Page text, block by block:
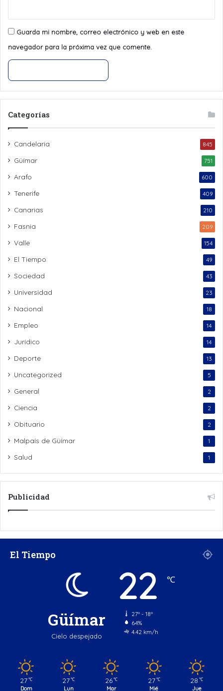
Guarda mi nombre, correo electrónico y web en este
navegador para la próxima vez que comente.
Categorías
Candelaria 845
Güímar 751
Arafo 600
Tenerife 409
Canarias 210
Fasnia 209
Valle 154
El Tiempo 49
Sociedad 43
Universidad 23
Nacional 18
Empleo 14
Jurídico 14
Deporte 13
Uncategorized 5
General 2
Ciencia 2
Obituario 2
Malpaís de Güímar 1
Salud 1
Publicidad
El Tiempo
Güímar
Cielo despejado
22 ℃
27º - 18º
64%
4.42 km/h
27 ℃
Dom
27 ℃
Lun
26 ℃
Mar
27 ℃
Mié
28 ℃
Jue